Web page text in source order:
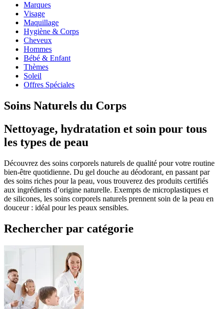
Marques
Visage
Maquillage
Hygiène & Corps
Cheveux
Hommes
Bébé & Enfant
Thèmes
Soleil
Offres Spéciales
Soins Naturels du Corps
Nettoyage, hydratation et soin pour tous
les types de peau
Découvrez des soins corporels naturels de qualité pour votre routine
bien-être quotidienne. Du gel douche au déodorant, en passant par
des soins riches pour la peau, vous trouverez des produits certifiés
aux ingrédients d’origine naturelle. Exempts de microplastiques et
de silicones, les soins corporels naturels prennent soin de la peau en
douceur : idéal pour les peaux sensibles.
Rechercher par catégorie